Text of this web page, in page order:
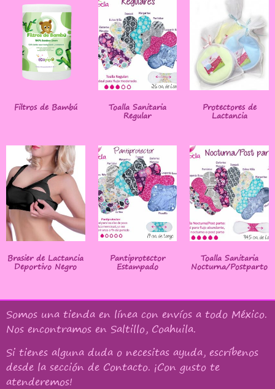
Filtros de Bambú Toalla Sanitaria
Regular
Protectores de
Lactancia
Brasier de Lactancia
Deportivo Negro
Pantiprotector
Estampado
Toalla Sanitaria
Nocturna/Postparto
Somos una tienda en línea con envíos a todo México.
Nos encontramos en Saltillo, Coahuila.
Si tienes alguna duda o necesitas ayuda, escríbenos
desde la sección de Contacto. ¡Con gusto te
atenderemos!